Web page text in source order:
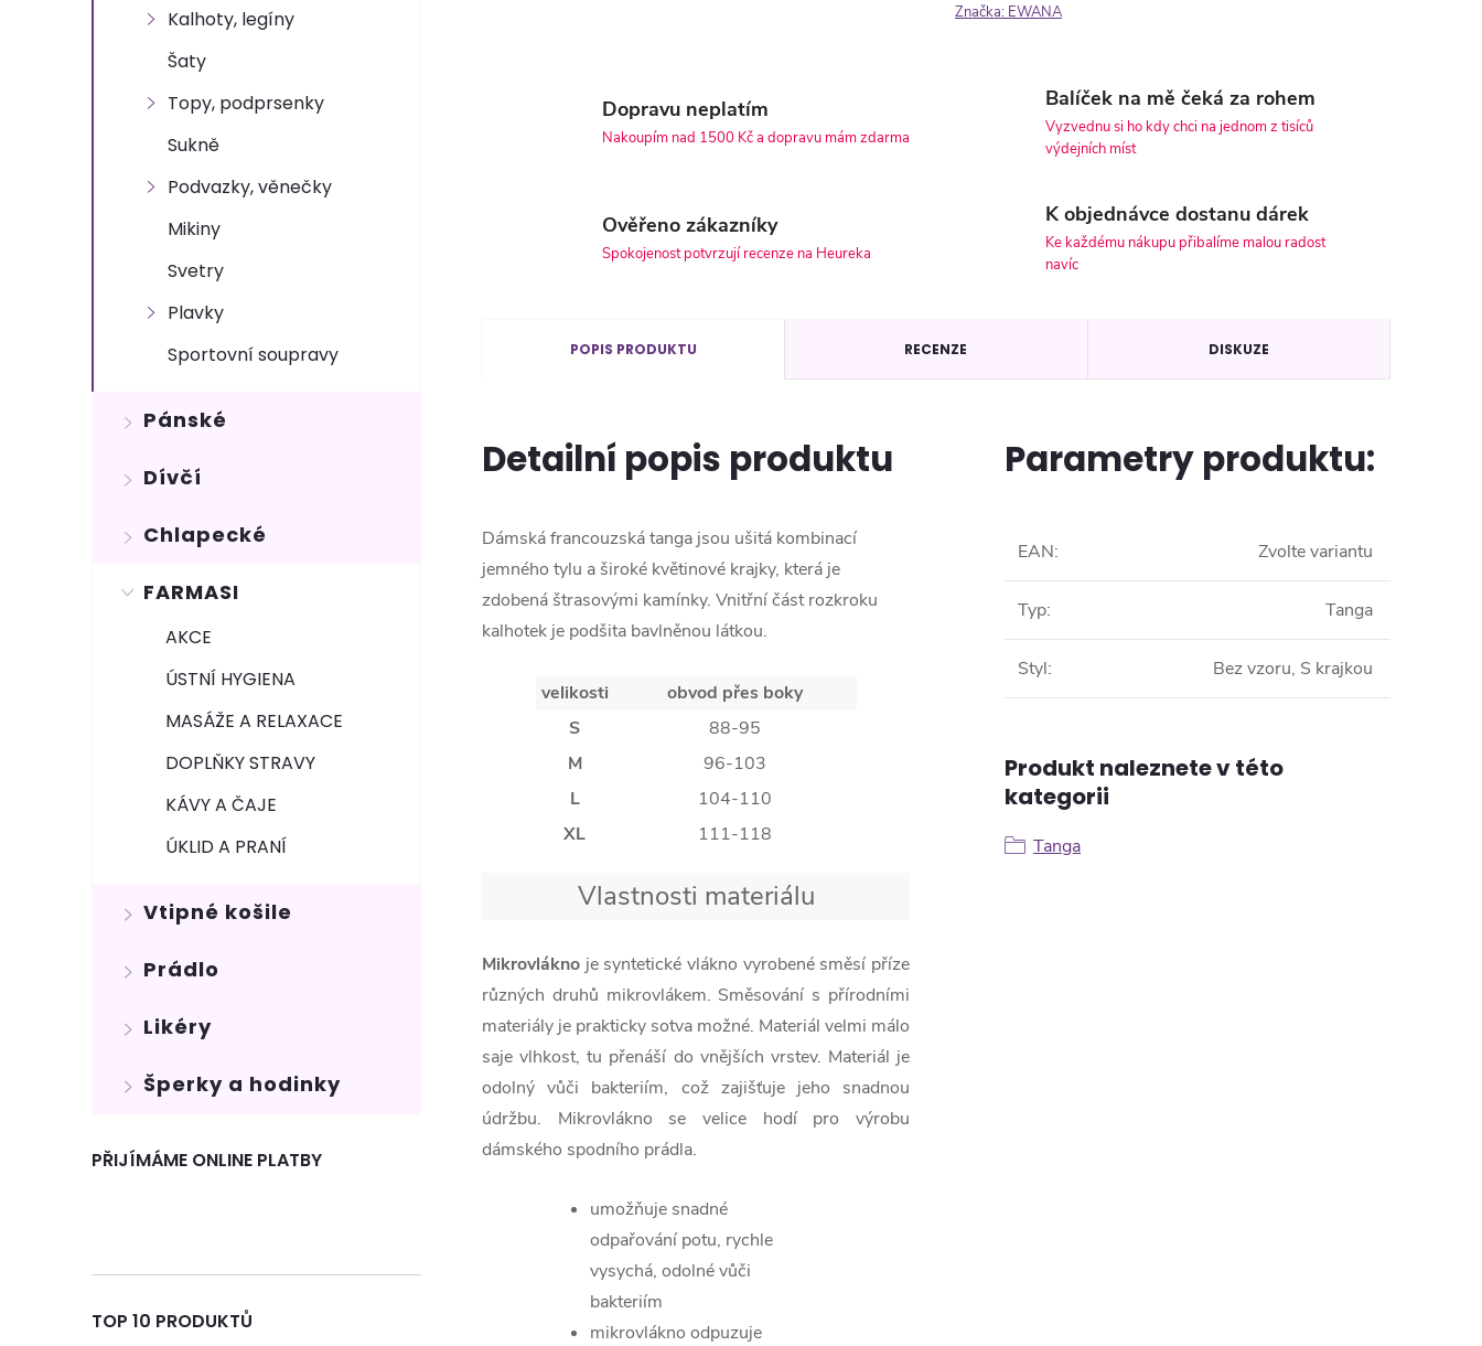
Kalhoty, legíny
Šaty
Topy, podprsenky
Sukně
Podvazky, věnečky
Mikiny
Svetry
Plavky
Sportovní soupravy
Pánské
Dívčí
Chlapecké
FARMASI
AKCE
ÚSTNÍ HYGIENA
MASÁŽE A RELAXACE
DOPLŇKY STRAVY
KÁVY A ČAJE
ÚKLID A PRANÍ
Vtipné košile
Prádlo
Likéry
Šperky a hodinky
PŘIJÍMÁME ONLINE PLATBY
TOP 10 PRODUKTŮ
Značka: EWANA
Dopravu neplatím
Nakoupím nad 1500 Kč a dopravu mám zdarma
Balíček na mě čeká za rohem
Vyzvednu si ho kdy chci na jednom z tisíců
výdejních míst
Ověřeno zákazníky
Spokojenost potvrzují recenze na Heureka
K objednávce dostanu dárek
Ke každému nákupu přibalíme malou radost
navíc
POPIS PRODUKTU RECENZE DISKUZE
Detailní popis produktu
Dámská francouzská tanga jsou ušitá kombinací
jemného tylu a široké květinové krajky, která je
zdobená štrasovými kamínky. Vnitřní část rozkroku
kalhotek je podšita bavlněnou látkou.
velikosti
obvod přes boky
S
88-95
M
96-103
L
104-110
XL
111-118
Vlastnosti materiálu
Mikrovlákno je syntetické vlákno vyrobené směsí příze
různých druhů mikrovlákem. Směsování s přírodními
materiály je prakticky sotva možné. Materiál velmi málo
saje vlhkost, tu přenáší do vnějších vrstev. Materiál je
odolný vůči bakteriím, což zajišťuje jeho snadnou
údržbu. Mikrovlákno se velice hodí pro výrobu
dámského spodního prádla.
umožňuje snadné
odpařování potu, rychle
vysychá, odolné vůči
bakteriím
mikrovlákno odpuzuje
Parametry produktu:
EAN: Zvolte variantu
Typ: Tanga
Styl: Bez vzoru, S krajkou
Produkt naleznete v této
kategorii
Tanga